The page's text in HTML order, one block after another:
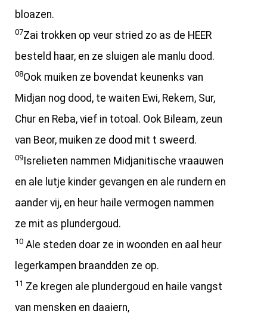
bloazen.
07Zai trokken op veur stried zo as de HEER
besteld haar, en ze sluigen ale manlu dood.
08Ook muiken ze bovendat keunenks van
Midjan nog dood, te waiten Ewi, Rekem, Sur,
Chur en Reba, vief in totoal. Ook Bileam, zeun
van Beor, muiken ze dood mit t sweerd.
09 Isrelieten nammen Midjanitische vraauwen
en ale lutje kinder gevangen en ale rundern en
aander vij, en heur haile vermogen nammen
ze mit as plundergoud.
10 Ale steden doar ze in woonden en aal heur
legerkampen braandden ze op.
11 Ze kregen ale plundergoud en haile vangst
van mensken en daaiern,